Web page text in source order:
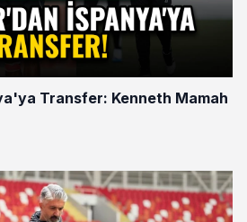
Transfer: Kenneth Mamah